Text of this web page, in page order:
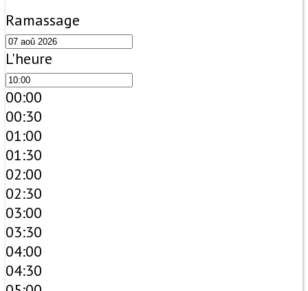
Ramassage
L'heure
00:00
00:30
01:00
01:30
02:00
02:30
03:00
03:30
04:00
04:30